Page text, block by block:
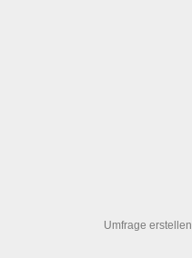
Umfrage erstellen